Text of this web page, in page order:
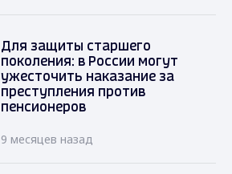
Для защиты старшего
поколения: в России могут
ужесточить наказание за
преступления против
пенсионеров
9 месяцев назад